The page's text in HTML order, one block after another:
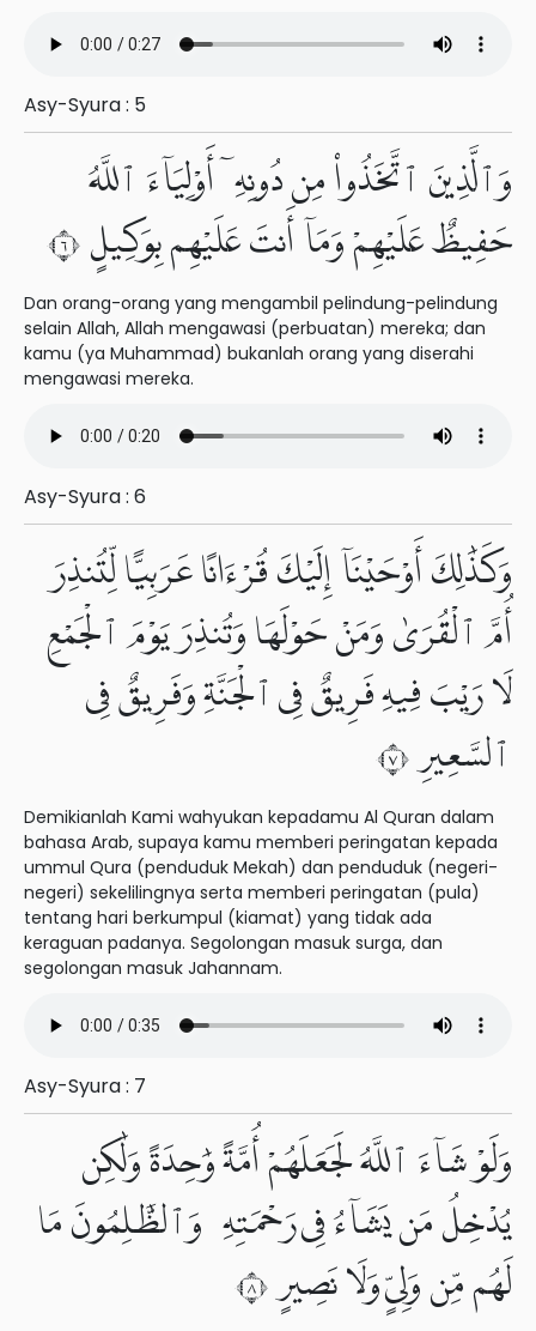
Asy-Syura : 5
وَٱلَّذِينَ ٱتَّخَذُوا۟ مِن دُونِهِۦٓ أَوْلِيَآءَ ٱللَّهُ
حَفِيظٌ عَلَيْهِمْ وَمَآ أَنتَ عَلَيْهِم بِوَكِيلٍ ٦
Dan orang-orang yang mengambil pelindung-pelindung
selain Allah, Allah mengawasi (perbuatan) mereka; dan
kamu (ya Muhammad) bukanlah orang yang diserahi
mengawasi mereka.
Asy-Syura : 6
وَكَذَٰلِكَ أَوْحَيْنَآ إِلَيْكَ قُرْءَانًا عَرَبِيًّا لِّتُنذِرَ
أُمَّ ٱلْقُرَىٰ وَمَنْ حَوْلَهَا وَتُنذِرَ يَوْمَ ٱلْجَمْعِ
لَا رَيْبَ فِيهِ فَرِيقٌ فِى ٱلْجَنَّةِ وَفَرِيقٌ فِى
ٱلسَّعِيرِ ٧
Demikianlah Kami wahyukan kepadamu Al Quran dalam
bahasa Arab, supaya kamu memberi peringatan kepada
ummul Qura (penduduk Mekah) dan penduduk (negeri-
negeri) sekelilingnya serta memberi peringatan (pula)
tentang hari berkumpul (kiamat) yang tidak ada
keraguan padanya. Segolongan masuk surga, dan
segolongan masuk Jahannam.
Asy-Syura : 7
وَلَوْ شَآءَ ٱللَّهُ لَجَعَلَهُمْ أُمَّةً وَٰحِدَةً وَلَٰكِن
يُدْخِلُ مَن يَشَآءُ فِى رَحْمَتِهِۦ وَٱلظَّٰلِمُونَ مَا
لَهُم مِّن وَلِىٍّ وَلَا نَصِيرٍ ٨